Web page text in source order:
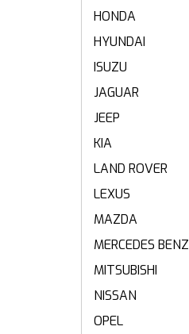
HONDA
HYUNDAI
ISUZU
JAGUAR
JEEP
KIA
LAND ROVER
LEXUS
MAZDA
MERCEDES BENZ
MITSUBISHI
NISSAN
OPEL